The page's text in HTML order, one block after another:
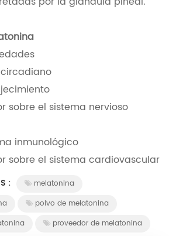
sobre el sistema nervioso
inmunológico
sobre el sistema cardiovascular
:
melatonina
polvo de melatonina
proveedor de melatonina